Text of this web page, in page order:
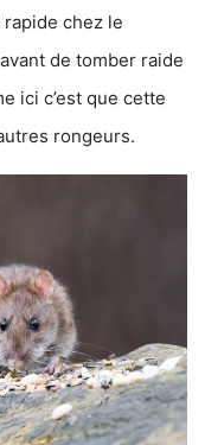
chez le
de tomber raide
ici c’est que cette
rongeurs.